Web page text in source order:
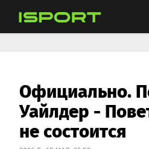
Официально.
Уайлдер -
не состоится